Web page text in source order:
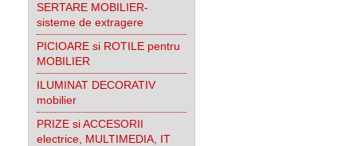
SERTARE MOBILIER-
sisteme de extragere
PICIOARE si ROTILE pentru
MOBILIER
ILUMINAT DECORATIV
mobilier
PRIZE si ACCESORII
electrice, MULTIMEDIA, IT